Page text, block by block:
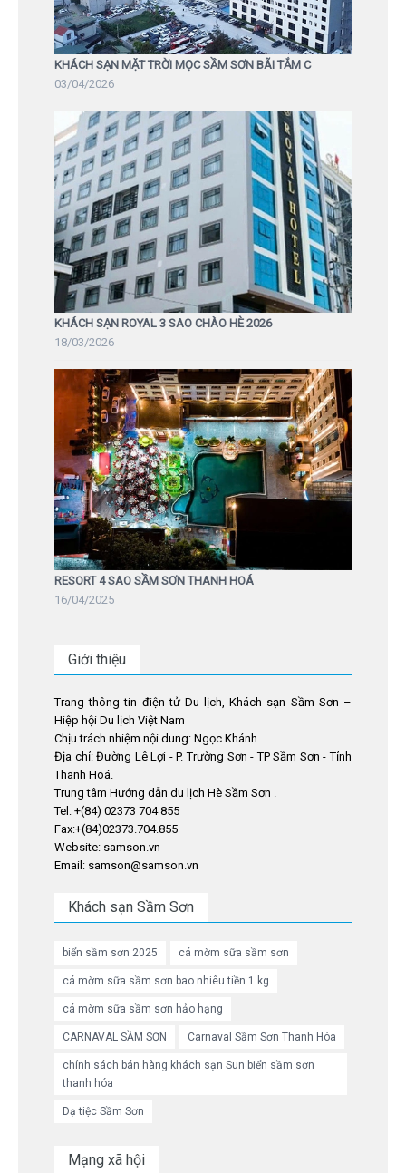
KHÁCH SẠN MẶT TRỜI MỌC SẦM SƠN BÃI TẮM C
03/04/2026
KHÁCH SẠN ROYAL 3 SAO CHÀO HÈ 2026
18/03/2026
RESORT 4 SAO SẦM SƠN THANH HOÁ
16/04/2025
Giới thiệu
Trang thông tin điện tử Du lịch, Khách sạn Sầm Sơn –
Hiệp hội Du lịch Việt Nam
Chịu trách nhiệm nội dung: Ngọc Khánh
Địa chỉ: Đường Lê Lợi - P. Trường Sơn - TP Sầm Sơn - Tỉnh
Thanh Hoá.
Trung tâm Hướng dẫn du lịch Hè Sầm Sơn .
Tel: +(84) 02373 704 855
Fax:+(84)02373.704.855
Website: samson.vn
Email: samson@samson.vn
Khách sạn Sầm Sơn
biển sầm sơn 2025 cá mờm sữa sầm sơn
cá mờm sữa sầm sơn bao nhiêu tiền 1 kg
cá mờm sữa sầm sơn hảo hạng
CARNAVAL SẦM SƠN Carnaval Sầm Sơn Thanh Hóa
chính sách bán hàng khách sạn Sun biển sầm sơn
thanh hóa
Dạ tiệc Sầm Sơn
Mạng xã hội